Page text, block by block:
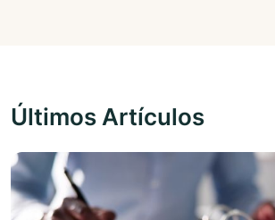
Últimos Artículos